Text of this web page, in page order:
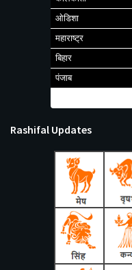
ओडिशा
महाराष्ट्र
बिहार
पंजाब
Rashifal Updates